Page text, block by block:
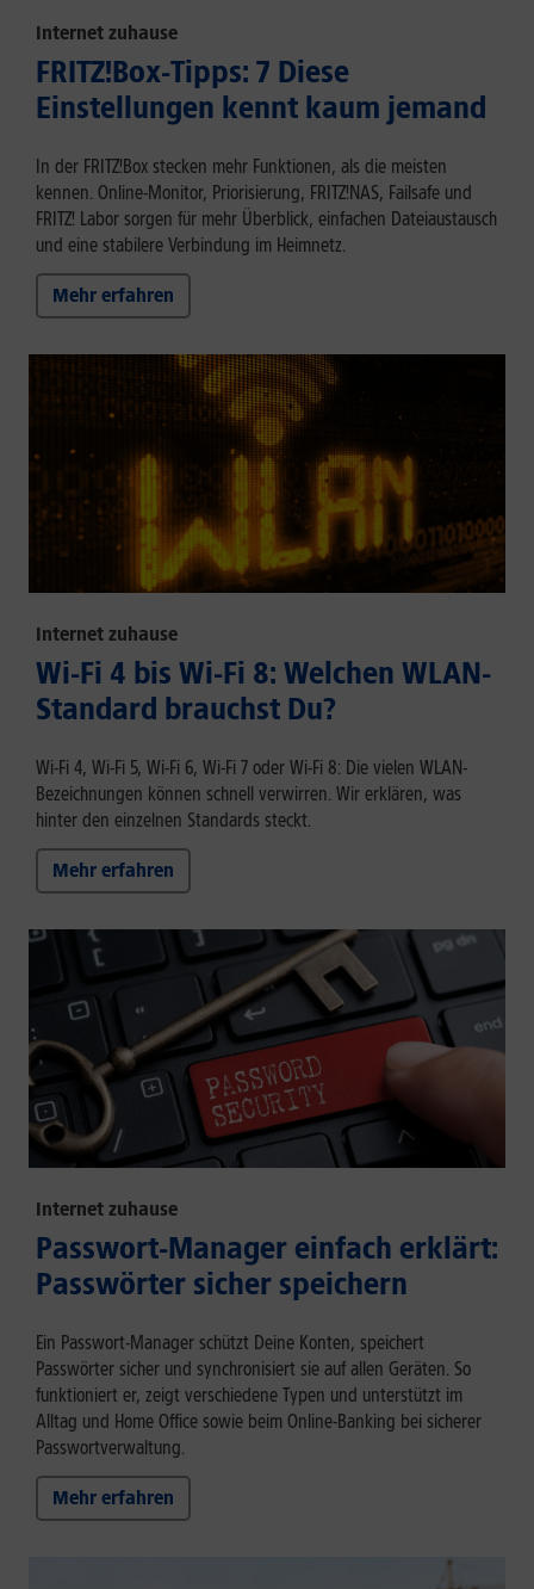
Internet zuhause
FRITZ!Box-Tipps: 7 Diese
Einstellungen kennt kaum jemand
In der FRITZ!Box stecken mehr Funktionen, als die meisten
kennen. Online-Monitor, Priorisierung, FRITZ!NAS, Failsafe und
FRITZ! Labor sorgen für mehr Überblick, einfachen Dateiaustausch
und eine stabilere Verbindung im Heimnetz.
Mehr erfahren
Internet zuhause
Wi-Fi 4 bis Wi-Fi 8: Welchen WLAN-
Standard brauchst Du?
Wi-Fi 4, Wi-Fi 5, Wi-Fi 6, Wi-Fi 7 oder Wi-Fi 8: Die vielen WLAN-
Bezeichnungen können schnell verwirren. Wir erklären, was
hinter den einzelnen Standards steckt.
Mehr erfahren
Internet zuhause
Passwort-Manager einfach erklärt:
Passwörter sicher speichern
Ein Passwort-Manager schützt Deine Konten, speichert
Passwörter sicher und synchronisiert sie auf allen Geräten. So
funktioniert er, zeigt verschiedene Typen und unterstützt im
Alltag und Home Office sowie beim Online-Banking bei sicherer
Passwortverwaltung.
Mehr erfahren